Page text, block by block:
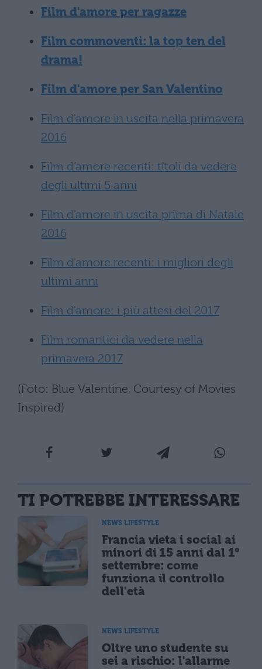
Film d'amore per ragazze
Film commoventi: la top ten del
drama!
Film d'amore per San Valentino
Film d'amore in uscita nella primavera
2016
Film d’amore recenti: titoli da vedere
degli ultimi 5 anni
Film d'amore in uscita prima di Natale
2016
Film d'amore recenti: i migliori degli
ultimi anni
Film d'amore: i più attesi del 2017
Film romantici da vedere nella
primavera 2017
(Foto: Blue Valentine, Courtesy of Movies
Inspired)
TI POTREBBE INTERESSARE
NEWS LIFESTYLE
Francia vieta i social ai
minori di 15 anni dal 1°
settembre: come
funziona il controllo
dell'età
NEWS LIFESTYLE
Oltre uno studente su
sei a rischio: l'allarme